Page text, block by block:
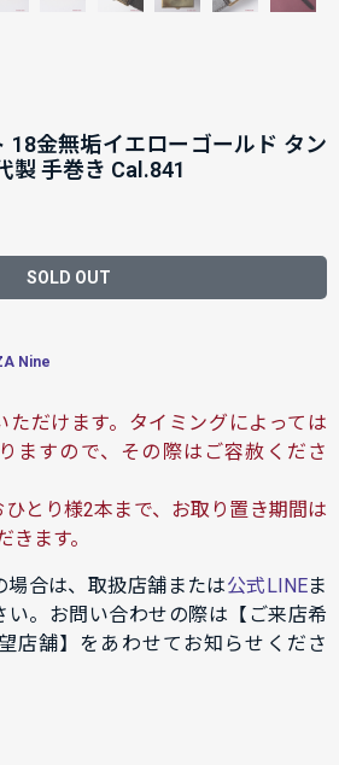
18金無垢イエローゴールド タン
製 手巻き Cal.841
SOLD OUT
Nine
ただけます。タイミングによっては
ますので、その際はご容赦くださ
とり様2本まで、お取り置き期間は
ます。
合は、取扱店舗または公式LINEま
い。お問い合わせの際は【ご来店希
店舗】をあわせてお知らせくださ